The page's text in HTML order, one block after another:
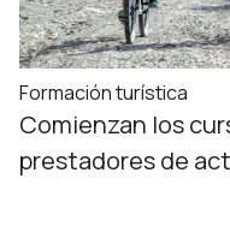
Formación turística
Comienzan los
prestadores de